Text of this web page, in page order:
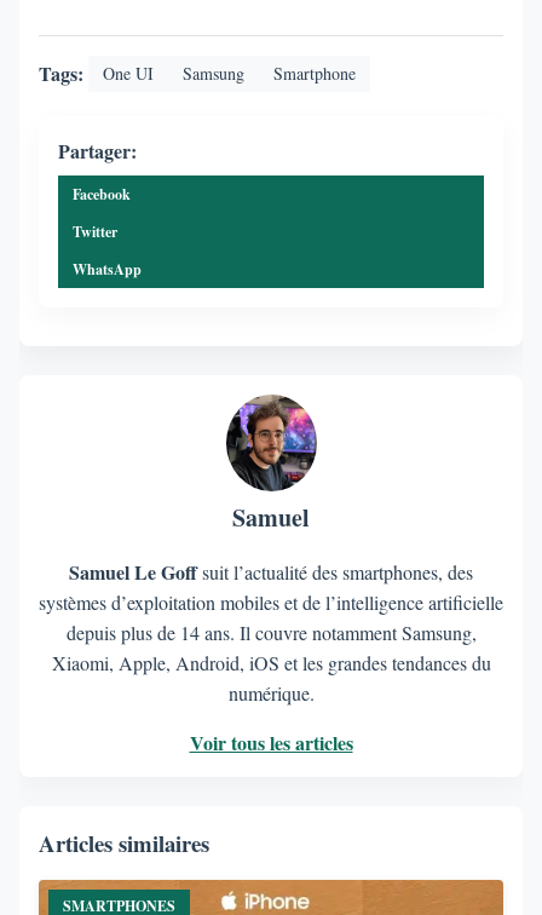
Tags: One UI Samsung Smartphone
Partager:
Facebook
Twitter
WhatsApp
Samuel
Samuel Le Goffsuit l’actualité des smartphones, des
systèmes d’exploitation mobiles et de l’intelligence artificielle
depuis plus de 14 ans. Il couvre notamment Samsung,
Xiaomi, Apple, Android, iOS et les grandes tendances du
numérique.
Voir tous les articles
Articles similaires
SMARTPHONES